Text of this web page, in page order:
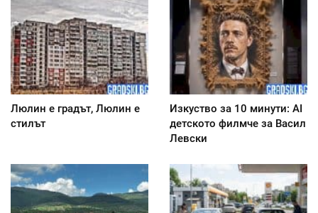
Люлин е градът, Люлин е
стилът
Изкуство за 10 минути: AI
детското филмче за Васил
Левски